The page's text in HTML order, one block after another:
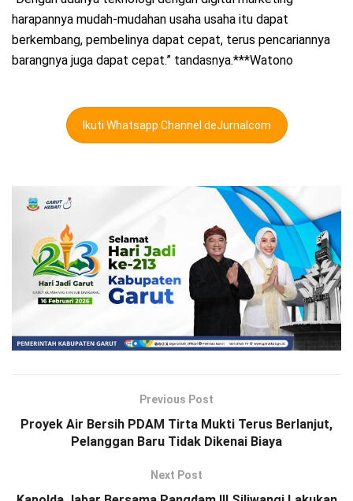
harapannya mudah-mudahan usaha usaha itu dapat
berkembang, pembelinya dapat cepat, terus pencariannya
barangnya juga dapat cepat.” tandasnya.***Watono
Ikuti Whatsapp Channel deJurnalcom
Previous Post
Proyek Air Bersih PDAM Tirta Mukti Terus Berlanjut,
Pelanggan Baru Tidak Dikenai Biaya
Next Post